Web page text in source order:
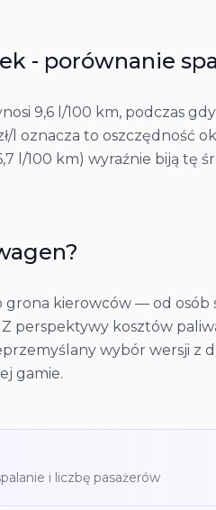
- porównanie
9,6 l/100 km, podczas
l oznacza to oszczędność
l/100 km) wyraźnie biją
?
kierowców — od
Z perspektywy kosztów
wybór wersji
gamie.
i liczbę pasażerów